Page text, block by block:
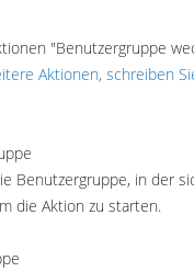
"Benutzergruppe
Aktionen, schreiben
Benutzergruppe, in der
die Aktion zu starten.